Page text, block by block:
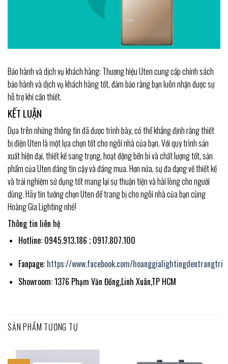
Bảo hành và dịch vụ khách hàng: Thương hiệu Uten cung cấp chính sách
bảo hành và dịch vụ khách hàng tốt, đảm bảo rằng bạn luôn nhận được sự
hỗ trợ khi cần thiết.
KẾT LUẬN
Dựa trên những thông tin đã được trình bày, có thể khẳng định rằng thiết
bị điện Uten là một lựa chọn tốt cho ngôi nhà của bạn. Với quy trình sản
xuất hiện đại, thiết kế sang trọng, hoạt động bền bỉ và chất lượng tốt, sản
phẩm của Uten đáng tin cậy và đáng mua. Hơn nữa, sự đa dạng về thiết kế
và trải nghiệm sử dụng tốt mang lại sự thuận tiện và hài lòng cho người
dùng. Hãy tin tưởng chọn Uten để trang bị cho ngôi nhà của bạn cùng
Hoàng Gia Lighting nhé!
Thông tin liên hệ
Hotline: 0945.913.186 ; 0917.807.100
Fanpage: https://www.facebook.com/hoanggialightingdentrangtri
Showroom: 1376 Phạm Văn Đồng,Linh Xuân,TP HCM
SẢN PHẨM TƯƠNG TỰ